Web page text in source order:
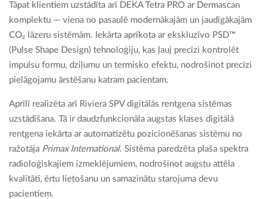
Tāpat klientiem uzstādīta arī DEKA Tetra PRO ar Dermascan
komplektu — viena no pasaulē modernākajām un jaudīgākajām
CO₂ lāzeru sistēmām. Iekārta aprīkota ar ekskluzīvo PSD™
(Pulse Shape Design) tehnoloģiju, kas ļauj precīzi kontrolēt
impulsu formu, dziļumu un termisko efektu, nodrošinot precīzi
pielāgojamu ārstēšanu katram pacientam.
Aprīlī realizēta arī Riviera SPV digitālās rentgena sistēmas
uzstādīšana. Tā ir daudzfunkcionāla augstas klases digitālā
rentgena iekārta ar automatizētu pozicionēšanas sistēmu no
ražotāja Primax International. Sistēma paredzēta plaša spektra
radioloģiskajiem izmeklējumiem, nodrošinot augstu attēla
kvalitāti, ērtu lietošanu un samazinātu starojuma devu
pacientiem.